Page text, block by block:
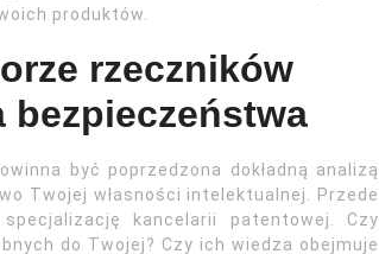
produktów.
rzeczników
bezpieczeństwa
być poprzedzona dokładną analizą
Twojej własności intelektualnej. Przede
kancelarii patentowej. Czy
do Twojej? Czy ich wiedza obejmuje